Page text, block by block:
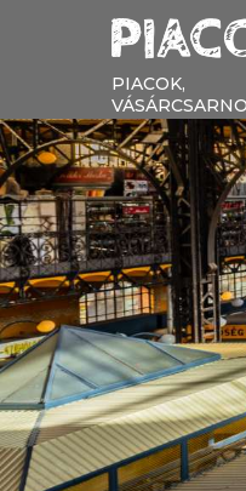
PIACOK,